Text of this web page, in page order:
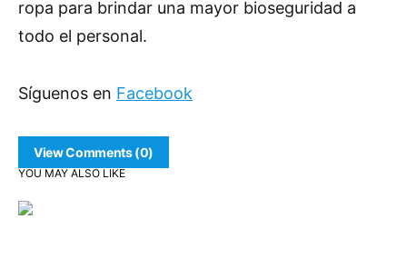
ropa para brindar una mayor bioseguridad a
todo el personal.
Síguenos en Facebook
View Comments (0)
YOU MAY ALSO LIKE